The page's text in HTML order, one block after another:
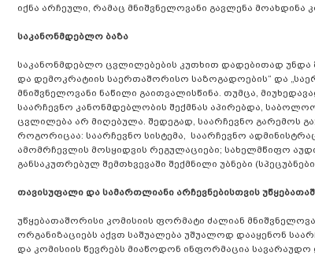
იქნა არჩეული, რამაც მნიშვნელოვანი გავლენა მოახდინა
საკანონმდებლო ბაზა
საკანონმდებლო ცვლილებების კუთხით დადებითად უნდა
და დემოკრატიის საერთაშორისო საზოგადოების“ და
მნიშვნელოვანი ნაწილი გაითვალისწინა. თუმცა,
საარჩევნო კანონმდებლობის შექმნას აპირებდა,
ცვლილება არ მიღებულა. შედეგად, საარჩევნო გარემოს
როგორიცაა: საარჩევნო სისტემა, საარჩევნო
ამომრჩევლის მოსყიდვის რეგულაციები; სახელმწიფო
განსაკუთრებულ შემთხვევაში შექმნილი უბნები
თავისუფალი და სამართლიანი არჩევნებისთვის
უწყებათაშორისი კომისიის ფორმატი ძალიან
ორგანიზაციებს აქვთ საშუალება უშუალოდ დააყენონ
და კომისიის წევრებს მიაწოდონ ინფორმაცია